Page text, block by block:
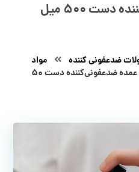
۵۰۰ میل
ضدعفونی کننده
مواد
فروش عمده ضدعفونی‌کننده دست ۵۰